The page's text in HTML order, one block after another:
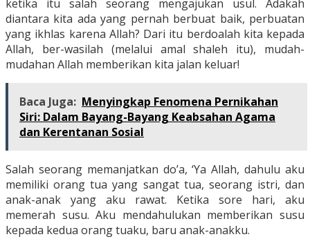
ketika itu salah seorang mengajukan usul. Adakah
diantara kita ada yang pernah berbuat baik, perbuatan
yang ikhlas karena Allah? Dari itu berdoalah kita kepada
Allah, ber-wasilah (melalui amal shaleh itu), mudah-
mudahan Allah memberikan kita jalan keluar!
Baca Juga: Menyingkap Fenomena Pernikahan
Siri: Dalam Bayang-Bayang Keabsahan Agama
dan Kerentanan Sosial
Salah seorang memanjatkan do’a, ‘Ya Allah, dahulu aku
memiliki orang tua yang sangat tua, seorang istri, dan
anak-anak yang aku rawat. Ketika sore hari, aku
memerah susu. Aku mendahulukan memberikan susu
kepada kedua orang tuaku, baru anak-anakku.